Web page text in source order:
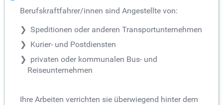
Berufskraftfahrer/innen sind Angestellte von:
Speditionen oder anderen Transportunternehmen
Kurier- und Postdiensten
privaten oder kommunalen Bus- und
Reiseunternehmen
Ihre Arbeiten verrichten sie überwiegend hinter dem